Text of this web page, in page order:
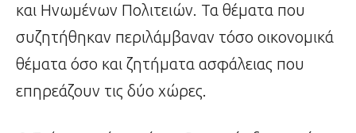
και Ηνωμένων Πολιτειών. Τα θέματα που
συζητήθηκαν περιλάμβαναν τόσο οικονομικά
θέματα όσο και ζητήματα ασφάλειας που
επηρεάζουν τις δύο χώρες.